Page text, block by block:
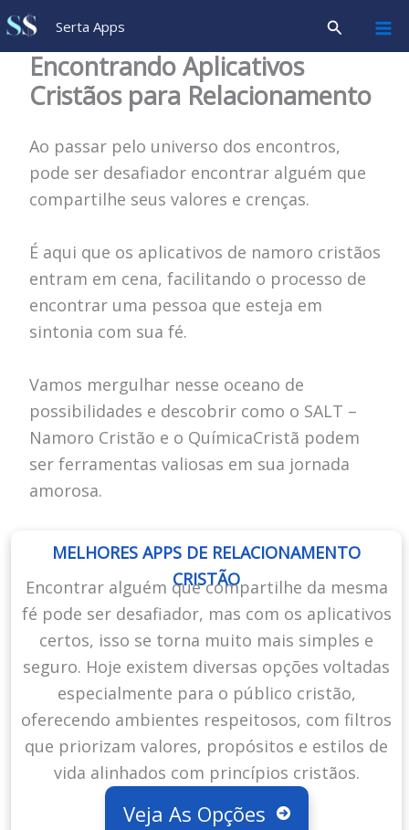
Ir
para
conteúdo
Serta Apps Pesquisar
Encontrando Aplicativos
Cristãos para Relacionamento
Ao passar pelo universo dos encontros,
pode ser desafiador encontrar alguém que
compartilhe seus valores e crenças.
É aqui que os aplicativos de namoro cristãos
entram em cena, facilitando o processo de
encontrar uma pessoa que esteja em
sintonia com sua fé.
Vamos mergulhar nesse oceano de
possibilidades e descobrir como o SALT –
Namoro Cristão e o QuímicaCristã podem
ser ferramentas valiosas em sua jornada
amorosa.
MELHORES APPS DE RELACIONAMENTO
CRISTÃO
Encontrar alguém que compartilhe da mesma
fé pode ser desafiador, mas com os aplicativos
certos, isso se torna muito mais simples e
seguro. Hoje existem diversas opções voltadas
especialmente para o público cristão,
oferecendo ambientes respeitosos, com filtros
que priorizam valores, propósitos e estilos de
vida alinhados com princípios cristãos.
Veja As Opções